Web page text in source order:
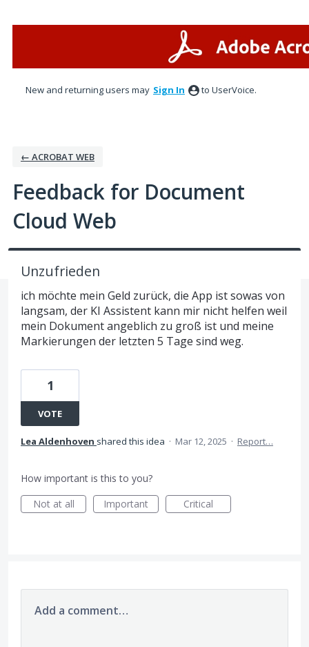
New and returning users may Sign In to UserVoice.
← ACROBAT WEB
Feedback for Document
Cloud Web
Unzufrieden
ich möchte mein Geld zurück, die App ist sowas von
langsam, der KI Assistent kann mir nicht helfen weil
mein Dokument angeblich zu groß ist und meine
Markierungen der letzten 5 Tage sind weg.
1
VOTE
Lea Aldenhoven shared this idea · Mar 12, 2025 · Report…
How important is this to you?
Not at all
Important Critical
Add a comment…